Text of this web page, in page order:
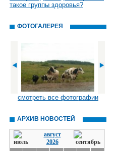
такое группы здоровья?
ФОТОГАЛЕРЕЯ
смотреть все фотографии
АРХИВ НОВОСТЕЙ
август
2026